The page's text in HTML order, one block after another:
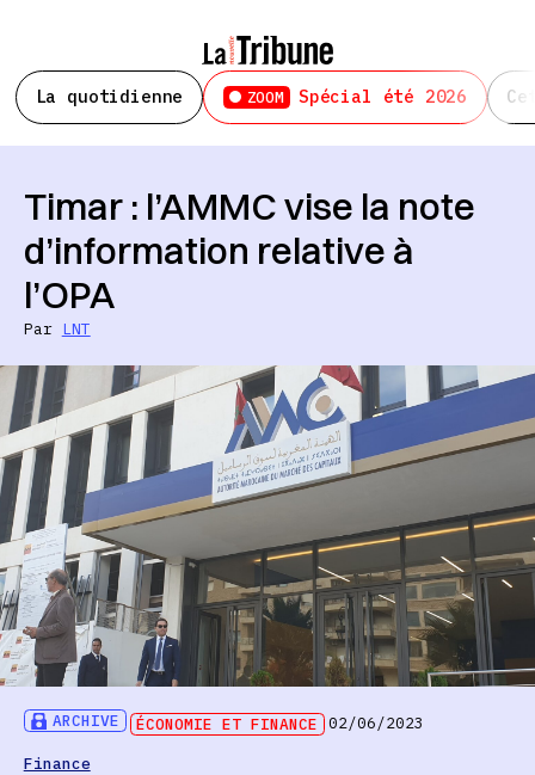
La quotidienne ZOOM Spécial été 2026
ARCHIVE ÉCONOMIE ET FINANCE 02/06/2023
Finance
Timar : l’AMMC vise la note
d’information relative à
l’OPA
Par LNT